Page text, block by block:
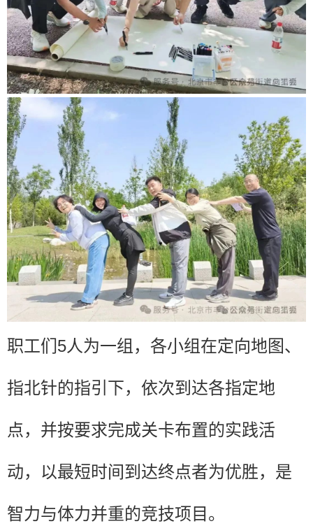
职工们5人为一组，各小组在定向地图、
指北针的指引下，依次到达各指定地
点，并按要求完成关卡布置的实践活
动，以最短时间到达终点者为优胜，是
智力与体力并重的竞技项目。